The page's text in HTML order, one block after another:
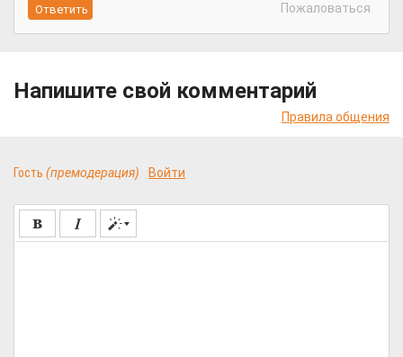
Пожаловаться
Напишите свой комментарий
Правила общения
Гость (премодерация) Войти